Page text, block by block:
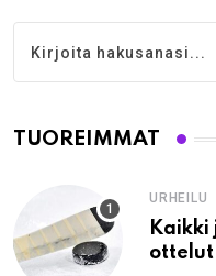
TUOREIMMAT
URHEILU
Kaikki
ottelut